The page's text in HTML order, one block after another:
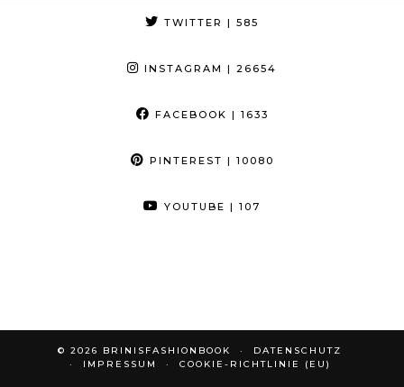
TWITTER | 585
INSTAGRAM | 26654
FACEBOOK | 1633
PINTEREST | 10080
YOUTUBE | 107
© 2026 BRINISFASHIONBOOK
DATENSCHUTZ
IMPRESSUM
COOKIE-RICHTLINIE (EU)